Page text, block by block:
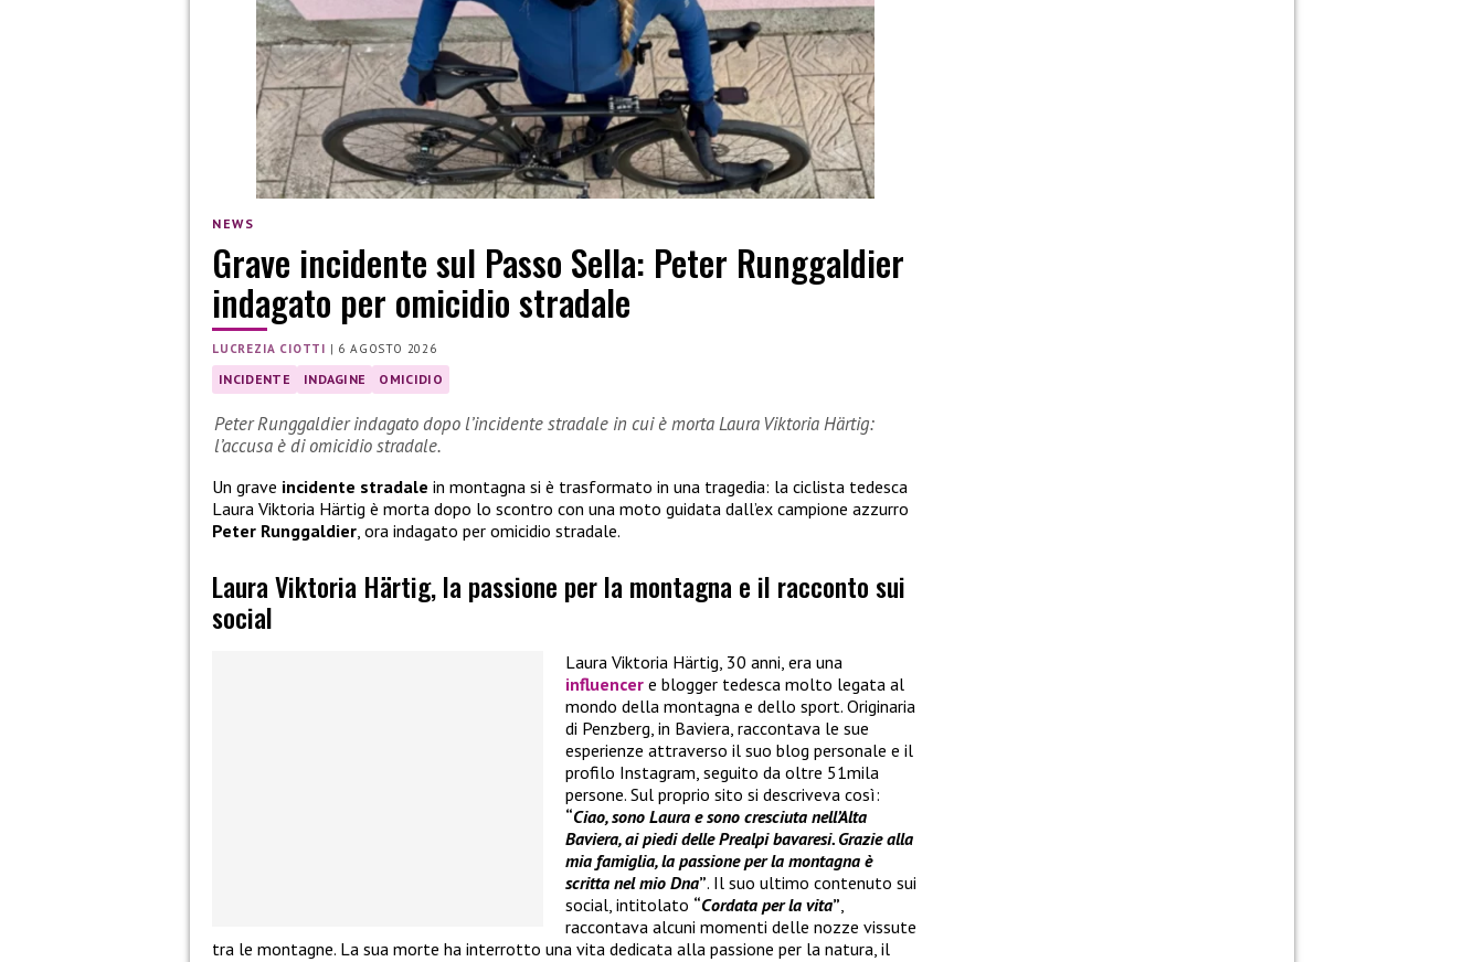
NEWS
Grave incidente sul Passo Sella: Peter Runggaldier
indagato per omicidio stradale
LUCREZIA CIOTTI | 6 AGOSTO 2026
INCIDENTE INDAGINE OMICIDIO
Peter Runggaldier indagato dopo l’incidente stradale in cui è morta Laura Viktoria Härtig:
l’accusa è di omicidio stradale.
Un grave incidente stradale in montagna si è trasformato in una tragedia: la ciclista tedesca
Laura Viktoria Härtig è morta dopo lo scontro con una moto guidata dall’ex campione azzurro
Peter Runggaldier , ora indagato per omicidio stradale.
Laura Viktoria Härtig, la passione per la montagna e il racconto sui
social
Laura Viktoria Härtig, 30 anni, era una
influencer e blogger tedesca molto legata al
mondo della montagna e dello sport. Originaria
di Penzberg, in Baviera, raccontava le sue
esperienze attraverso il suo blog personale e il
profilo Instagram, seguito da oltre 51mila
persone. Sul proprio sito si descriveva così:
“Ciao, sono Laura e sono cresciuta nell’Alta
Baviera, ai piedi delle Prealpi bavaresi. Grazie alla
mia famiglia, la passione per la montagna è
scritta nel mio Dna”. Il suo ultimo contenuto sui
social, intitolato “Cordata per la vita”
raccontava alcuni momenti delle nozze vissute
tra le montagne. La sua morte ha interrotto una vita dedicata alla passione per la natura, il